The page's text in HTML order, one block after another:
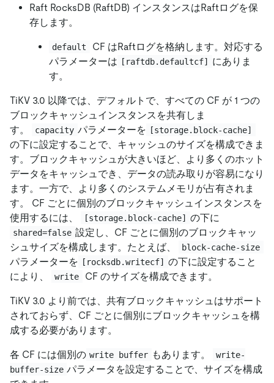
Raft RocksDB (RaftDB) インスタンスはRaftログを保
存します。
default
CF はRaftログを格納します。対応する
パラメーターは [raftdb.defaultcf] にありま
す。
TiKV 3.0 以降では、デフォルトで、すべての CF が 1 つの
ブロックキャッシュインスタンスを共有しま
す。
capacity パラメーターを [storage.block-cache]
の下に設定することで、キャッシュのサイズを構成できま
す。ブロックキャッシュが大きいほど、より多くのホット
データをキャッシュでき、データの読み取りが容易になり
ます。一方で、より多くのシステムメモリが占有されま
す。 CF ごとに個別のブロックキャッシュインスタンスを
使用するには、
[storage.block-cache] の下に
shared=false 設定し、CF ごとに個別のブロックキャッ
シュサイズを構成します。たとえば、
block-cache-size
パラメーターを [rocksdb.writecf] の下に設定すること
により、
write CF のサイズを構成できます。
TiKV 3.0 より前では、共有ブロックキャッシュはサポート
されておらず、CF ごとに個別にブロックキャッシュを構
成する必要があります。
各 CF には個別の write buffer もあります。
write-
buffer-size パラメータを設定することで、サイズを構成